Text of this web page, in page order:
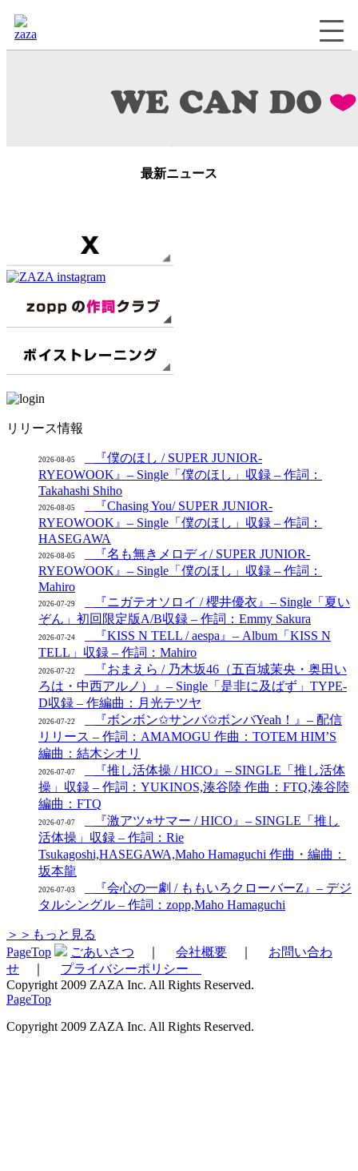
最新ニュース
リリース情報
2026-08-05
『僕のほし / SUPER JUNIOR-
RYEOWOOK』– Single「僕のほし」収録 – 作詞：
Takahashi Shiho
2026-08-05
『Chasing You/ SUPER JUNIOR-
RYEOWOOK』– Single「僕のほし」収録 – 作詞：
HASEGAWA
2026-08-05
『名も無きメロディ/ SUPER JUNIOR-
RYEOWOOK』– Single「僕のほし」収録 – 作詞：
Mahiro
2026-07-29
『ニガテオソロイ / 櫻井優衣』– Single「夏い
ぞん」初回限定版A/B収録 – 作詞：Emmy Sakura
2026-07-24
『KISS N TELL / aespa』– Album「KISS N
TELL」収録 – 作詞：Mahiro
2026-07-22
『おまえら / 乃木坂46（五百城茉央・奥田い
ろは・中西アルノ）』– Single「是非に及ばず」TYPE-
D収録 – 作編曲：月光テツヤ
2026-07-22
『ボンボン✩サンバ✩ボンバYeah！』– 配信
リリース – 作詞：AMAMOGU 作曲：TOTEM HIM’S
編曲：結木シオリ
2026-07-07
『推し活体操 / HICO』– SINGLE「推し活体
操」収録 – 作詞：YUKINOS,湊谷陸 作曲：FTQ,湊谷陸
編曲：FTQ
2026-07-07
『激アツ⭐︎サマー / HICO』– SINGLE「推し
活体操」収録 – 作詞：Rie
Tsukagoshi,HASEGAWA,Maho Hamaguchi 作曲・編曲：
坂本龍
2026-07-03
『会心の一劇 / ももいろクローバーZ』– デジ
タルシングル – 作詞：zopp,Maho Hamaguchi
＞＞もっと見る
PageTop
ごあいさつ 会社概要
お問い合わ
せ
プライバシーポリシー
Copyright 2009 ZAZA Inc. All Rights Reserved.
PageTop
Copyright 2009 ZAZA Inc. All Rights Reserved.